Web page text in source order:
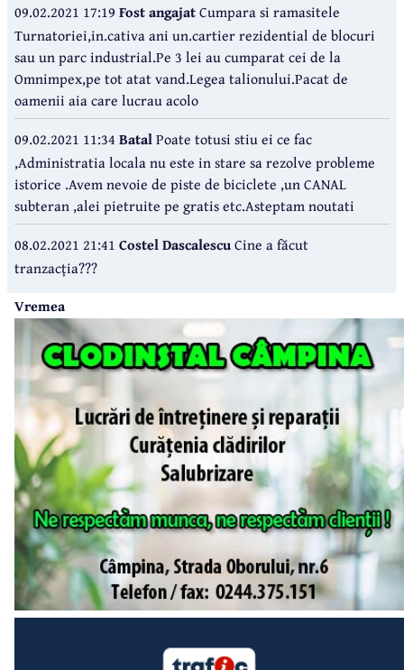
09.02.2021 17:19 Fost angajatCumpara si ramasitele
Turnatoriei,in.cativa ani un.cartier rezidential de blocuri
sau un parc industrial.Pe 3 lei au cumparat cei de la
Omnimpex,pe tot atat vand.Legea talionului.Pacat de
oamenii aia care lucrau acolo
09.02.2021 11:34 BatalPoate totusi stiu ei ce fac
,Administratia locala nu este in stare sa rezolve probleme
istorice .Avem nevoie de piste de biciclete ,un CANAL
subteran ,alei pietruite pe gratis etc.Asteptam noutati
08.02.2021 21:41 Costel DascalescuCine a făcut
tranzacția???
Vremea